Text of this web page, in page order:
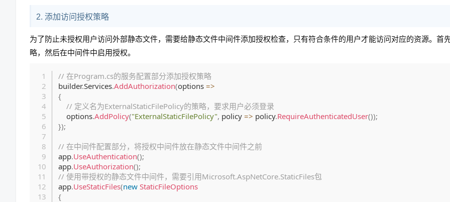
2. 添加访问授权策略
为了防止未授权用户访问外部静态文件，需要给静态文件中间件添加授权检查，只有符合条件的用户才能访问对应的资源。首
略，然后在中间件中启用授权。
// 在Program.cs的服务配置部分添加授权策略
builder.Services.AddAuthorization(options =>
{
// 定义名为ExternalStaticFilePolicy的策略，要求用户必须登录
    options
.AddPolicy("ExternalStaticFilePolicy", policy => policy.RequireAuthenticatedUser());
});
// 在中间件配置部分，将授权中间件放在静态文件中间件之前
app.UseAuthentication();
app.UseAuthorization();
// 使用带授权的静态文件中间件，需要引用Microsoft.AspNetCore.StaticFiles包
app.UseStaticFiles(new StaticFileOptions
{